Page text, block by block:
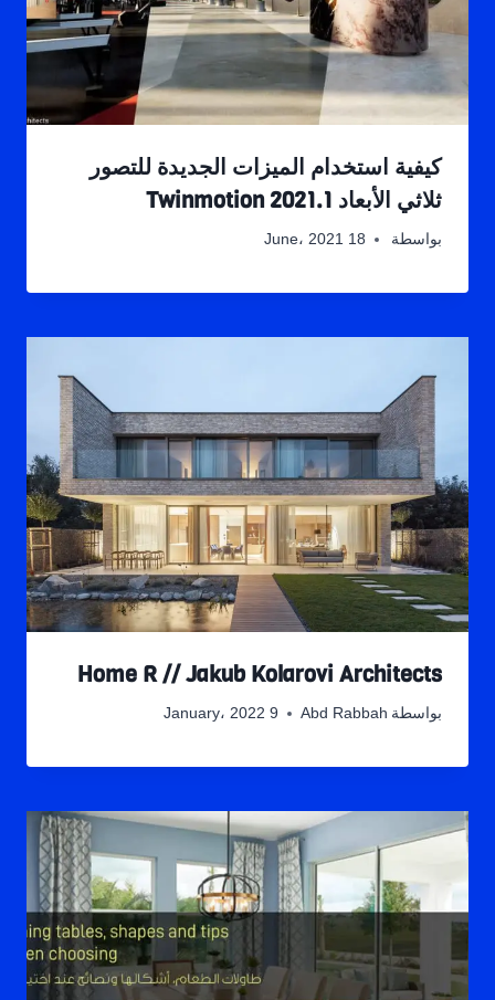
كيفية استخدام الميزات الجديدة للتصور
ثلاثي الأبعاد Twinmotion 2021.1
بواسطة 18 June، 2021
Home R // Jakub Kolarovi Architects
بواسطة Abd Rabbah 9 January، 2022